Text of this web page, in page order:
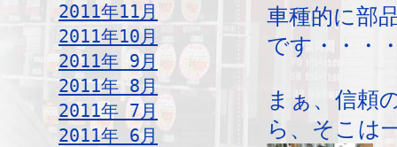
2011年11月
2011年10月
2011年 9月
2011年 8月
2011年 7月
2011年 6月
車種的に部
です・・・
まぁ、信頼
ら、そこは